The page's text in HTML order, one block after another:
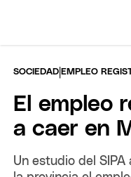
SOCIEDAD |EMPLEO
El empleo
a caer en
Un estudio del